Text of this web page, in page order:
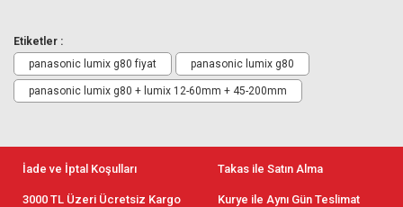
Etiketler :
panasonic lumix g80 fiyat
panasonic lumix g80
panasonic lumix g80 + lumix 12-60mm + 45-200mm
İade ve İptal Koşulları Takas ile Satın Alma
3000 TL Üzeri Ücretsiz Kargo Kurye ile Aynı Gün Teslimat